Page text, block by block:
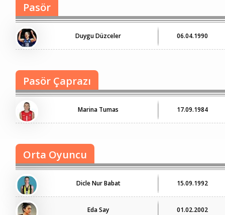
Pasör
Duygu Düzceler 06.04.1990
Pasör Çaprazı
Marina Tumas 17.09.1984
Orta Oyuncu
Dicle Nur Babat 15.09.1992
Eda Say 01.02.2002